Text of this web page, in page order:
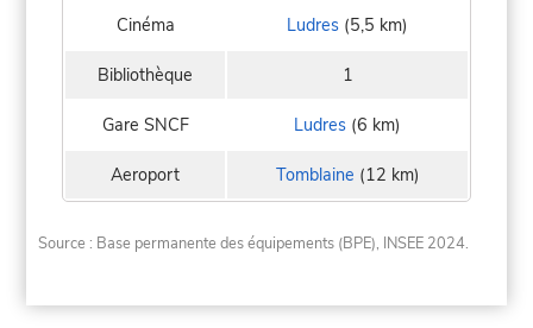
Cinéma Ludres (5,5 km)
Bibliothèque 1
Gare SNCF Ludres (6 km)
Aeroport Tomblaine (12 km)
Source : Base permanente des équipements (BPE), INSEE 2024.